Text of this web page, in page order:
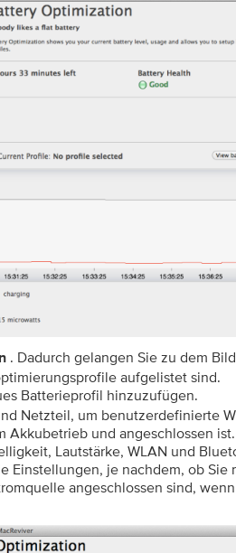
. Dadurch gelangen Sie zu dem
aufgelistet sind.
Batterieprofil hinzuzufügen.
Netzteil, um benutzerdefinierte
Akkubetrieb und angeschlossen
Lautstärke, WLAN und
Einstellungen, je nachdem, ob Sie
angeschlossen sind,